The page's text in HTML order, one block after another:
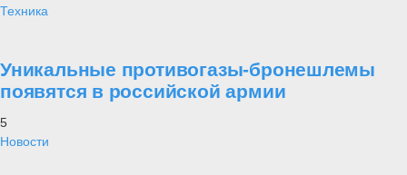
Техника
Уникальные противогазы-бронешлемы
появятся в российской армии
5
Новости